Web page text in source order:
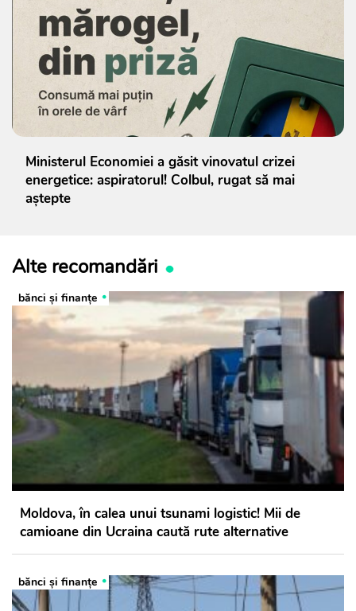
Ministerul Economiei a găsit vinovatul crizei
energetice: aspiratorul! Colbul, rugat să mai
aștepte
Alte recomandări
bănci şi finanţe
Moldova, în calea unui tsunami logistic! Mii de
camioane din Ucraina caută rute alternative
bănci şi finanţe